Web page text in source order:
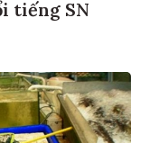
tiếng SN